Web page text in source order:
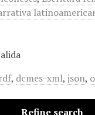
, dcmes-xml, json,
Refine search